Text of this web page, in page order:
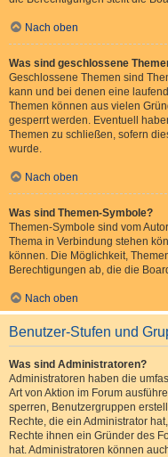
Nach oben
Was sind geschlossene
Geschlossene Themen sind
kann und bei denen eine
Themen können aus vielen
gesperrt werden. Eventuell
Themen zu schließen, sofern
wurde.
Nach oben
Was sind Themen-Symbole?
Themen-Symbole sind vom
Thema in Verbindung stehen
können. Die Möglichkeit,
Berechtigungen ab, die die
Nach oben
Benutzer-Stufen und
Was sind Administratoren?
Administratoren haben die
Art von Aktion im Forum
sperren, Benutzergruppen
Rechte, die ein Administrator
Rechte ihnen ein Gründer des
hat. Administratoren können